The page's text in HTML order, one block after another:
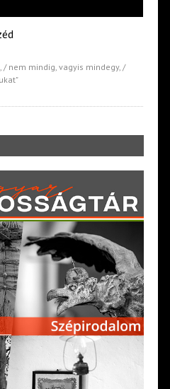
nem mindig, vagyis mindegy, /